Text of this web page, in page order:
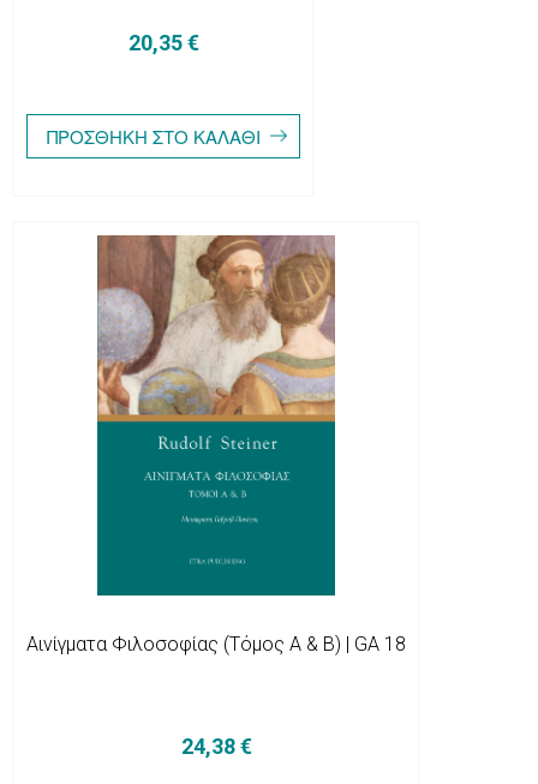
20,35 €
Αινίγματα Φιλοσοφίας (Τόμος Α & Β) | GA 18
24,38 €